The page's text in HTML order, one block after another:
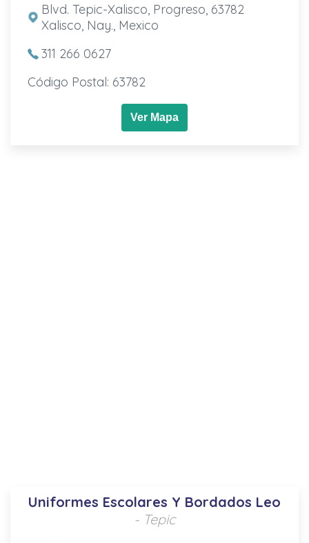
Blvd. Tepic-Xalisco, Progreso, 63782
Xalisco, Nay., Mexico
311 266 0627
Código Postal: 63782
Ver Mapa
Uniformes Escolares Y Bordados Leo
- Tepic